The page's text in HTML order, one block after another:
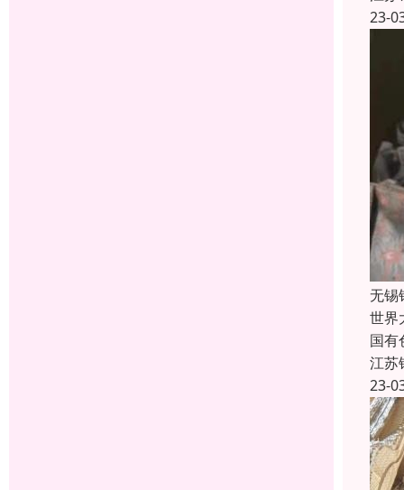
23-
无锡
世界
国有
江苏
23-